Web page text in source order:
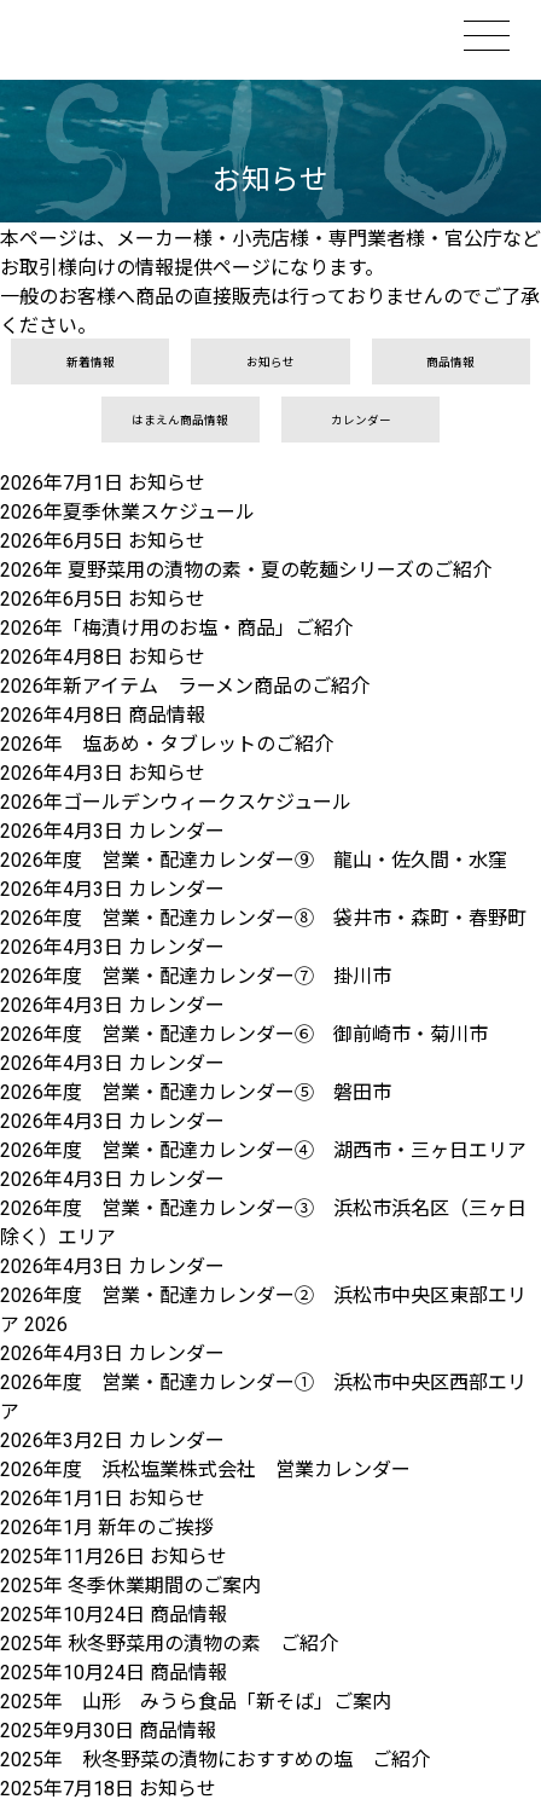
お知らせ
本ページは、メーカー様・小売店様・専門業者様・官公庁など
お取引様向けの情報提供ページになります。
一般のお客様へ商品の直接販売は行っておりませんのでご了承
ください。
新着情報 お知らせ 商品情報
はまえん商品情報 カレンダー
2026年7月1日 お知らせ
2026年夏季休業スケジュール
2026年6月5日 お知らせ
2026年 夏野菜用の漬物の素・夏の乾麺シリーズのご紹介
2026年6月5日 お知らせ
2026年「梅漬け用のお塩・商品」ご紹介
2026年4月8日 お知らせ
2026年新アイテム ラーメン商品のご紹介
2026年4月8日 商品情報
2026年 塩あめ・タブレットのご紹介
2026年4月3日 お知らせ
2026年ゴールデンウィークスケジュール
2026年4月3日 カレンダー
2026年度 営業・配達カレンダー⑨ 龍山・佐久間・水窪
2026年4月3日 カレンダー
2026年度 営業・配達カレンダー⑧ 袋井市・森町・春野町
2026年4月3日 カレンダー
2026年度 営業・配達カレンダー⑦ 掛川市
2026年4月3日 カレンダー
2026年度 営業・配達カレンダー⑥ 御前崎市・菊川市
2026年4月3日 カレンダー
2026年度 営業・配達カレンダー⑤ 磐田市
2026年4月3日 カレンダー
2026年度 営業・配達カレンダー④ 湖西市・三ヶ日エリア
2026年4月3日 カレンダー
2026年度 営業・配達カレンダー③ 浜松市浜名区（三ヶ日
除く）エリア
2026年4月3日 カレンダー
2026年度 営業・配達カレンダー② 浜松市中央区東部エリ
ア 2026
2026年4月3日 カレンダー
2026年度 営業・配達カレンダー① 浜松市中央区西部エリ
ア
2026年3月2日 カレンダー
2026年度 浜松塩業株式会社 営業カレンダー
2026年1月1日 お知らせ
2026年1月 新年のご挨拶
2025年11月26日 お知らせ
2025年 冬季休業期間のご案内
2025年10月24日 商品情報
2025年 秋冬野菜用の漬物の素 ご紹介
2025年10月24日 商品情報
2025年 山形 みうら食品「新そば」ご案内
2025年9月30日 商品情報
2025年 秋冬野菜の漬物におすすめの塩 ご紹介
2025年7月18日 お知らせ